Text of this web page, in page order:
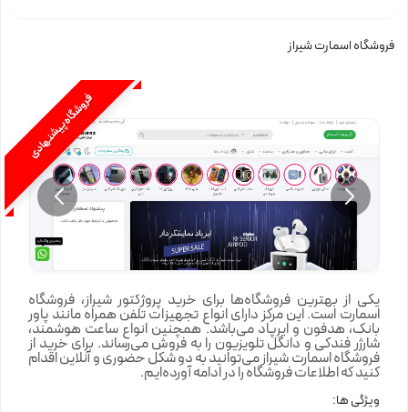
فروشگاه اسمارت شیراز
فروشگاه پیشنهادی
یکی از بهترین فروشگاه‌ها برای خرید پروژکتور شیراز، فروشگاه
اسمارت است. این مرکز دارای انواع تجهیزات تلفن همراه مانند پاور
بانک، هدفون و ایرپاد می‌باشد. همچنین انواع ساعت هوشمند،
شارژر فندکی و دانگل تلویزیون را به فروش می‌رساند. برای خرید از
فروشگاه اسمارت شیراز می‌توانید به دو شکل حضوری و آنلاین اقدام
کنید که اطلاعات فروشگاه را در ادامه آورده‌ایم.
ویژگی ها: